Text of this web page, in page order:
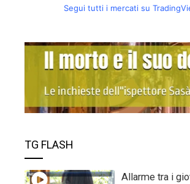
Segui tutti i mercati su
TG FLASH
Allarme tra i